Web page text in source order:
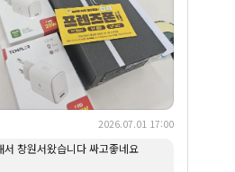
2026.07.01 17:00
서 창원서왔습니다 싸고좋네요